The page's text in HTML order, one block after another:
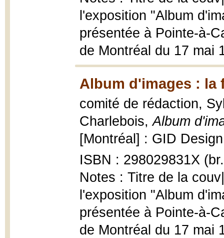
l'exposition "Album
présentée à Pointe-à-
de Montréal du 17 mai
Album d'images : la
comité de rédaction,
Charlebois,Album
[Montréal] : GID
ISBN : 298029831X
Notes : Titre de la
l'exposition "Album
présentée à Pointe-à-
de Montréal du 17 mai